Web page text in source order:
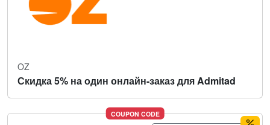
OZ
Скидка 5% на один онлайн-заказ для Admitad
COUPON CODE